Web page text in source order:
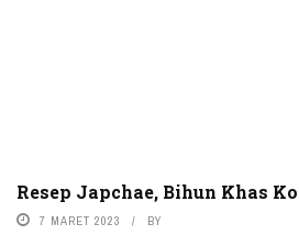
Resep Japchae, Bihun Khas
7 MARET 2023 BY